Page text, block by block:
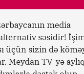
media
səsidir!
üçün sizin də
Meydan TV-yə